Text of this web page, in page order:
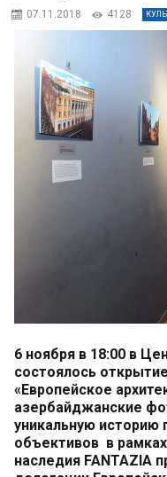
07.11.2018 4128
6 ноября в 18:00 в
состоялось
«Европейское
азербайджанские
уникальную историю
объективов в
наследия FANTAZIA